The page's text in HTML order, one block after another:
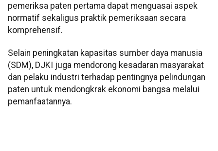
pemeriksa paten pertama dapat menguasai aspek
normatif sekaligus praktik pemeriksaan secara
komprehensif.
Selain peningkatan kapasitas sumber daya manusia
(SDM), DJKI juga mendorong kesadaran masyarakat
dan pelaku industri terhadap pentingnya pelindungan
paten untuk mendongkrak ekonomi bangsa melalui
pemanfaatannya.